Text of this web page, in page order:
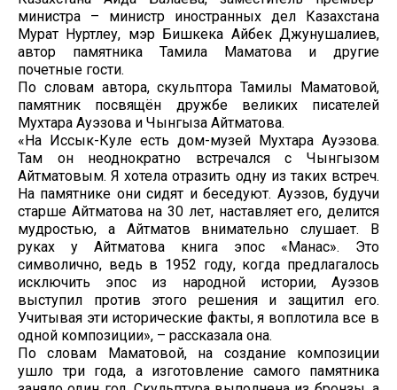
министра – министр иностранных дел Казахстана
Мурат Нуртлеу, мэр Бишкека Айбек Джунушалиев,
автор памятника Тамила Маматова и другие
почетные гости.
По словам автора, скульптора Тамилы Маматовой,
памятник посвящён дружбе великих писателей
Мухтара Ауэзова и Чынгыза Айтматова.
«На Иссык-Куле есть дом-музей Мухтара Ауэзова.
Там он неоднократно встречался с Чынгызом
Айтматовым. Я хотела отразить одну из таких встреч.
На памятнике они сидят и беседуют. Ауэзов, будучи
старше Айтматова на 30 лет, наставляет его, делится
мудростью, а Айтматов внимательно слушает. В
руках у Айтматова книга эпос «Манас». Это
символично, ведь в 1952 году, когда предлагалось
исключить эпос из народной истории, Ауэзов
выступил против этого решения и защитил его.
Учитывая эти исторические факты, я воплотила все в
одной композиции», – рассказала она.
По словам Маматовой, на создание композиции
ушло три года, а изготовление самого памятника